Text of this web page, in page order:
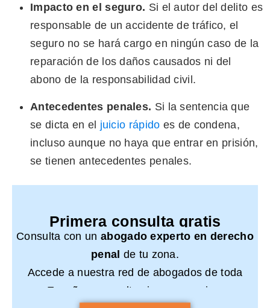
Impacto en el seguro. Si el autor del delito es
responsable de un accidente de tráfico, el
seguro no se hará cargo en ningún caso de la
reparación de los daños causados ni del
abono de la responsabilidad civil.
Antecedentes penales. Si la sentencia que
se dicta en el juicio rápido es de condena,
incluso aunque no haya que entrar en prisión,
se tienen antecedentes penales.
Primera consulta gratis
Consulta con un abogado experto en derecho
penal de tu zona.
Accede a nuestra red de abogados de toda
España y consulta sin compromiso.